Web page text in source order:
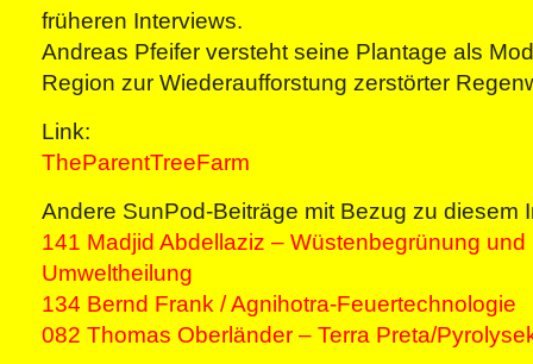
früheren Interviews.
Andreas Pfeifer versteht seine Plantage als
Region zur Wiederaufforstung zerstörter
Link:
TheParentTreeFarm
Andere SunPod-Beiträge mit Bezug zu diesem
141 Madjid Abdellaziz – Wüstenbegrünung und
Umweltheilung
134 Bernd Frank / Agnihotra-Feuertechnologie
082 Thomas Oberländer – Terra Preta/